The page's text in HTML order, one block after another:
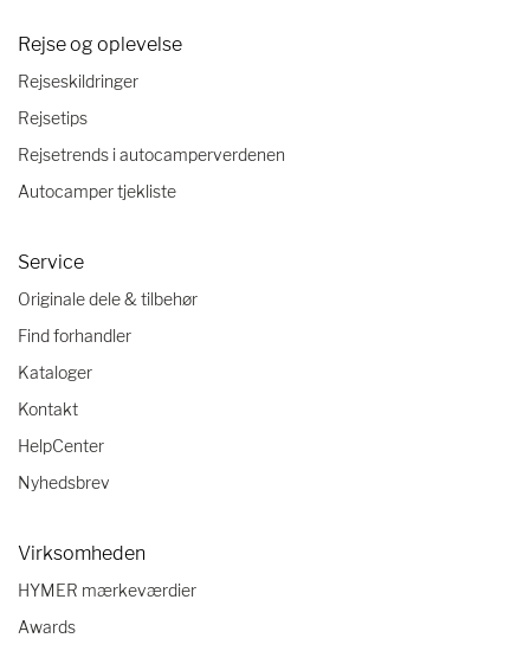
Rejse og oplevelse
Rejseskildringer
Rejsetips
Rejsetrends i autocamperverdenen
Autocamper tjekliste
Service
Originale dele & tilbehør
Find forhandler
Kataloger
Kontakt
HelpCenter
Nyhedsbrev
Virksomheden
HYMER mærkeværdier
Awards